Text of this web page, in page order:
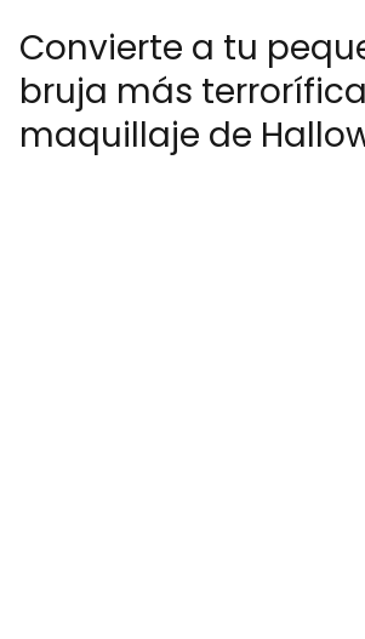
Convierte a tu
bruja más
maquillaje de